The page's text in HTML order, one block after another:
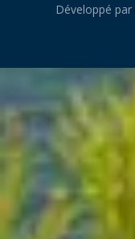
Développé par